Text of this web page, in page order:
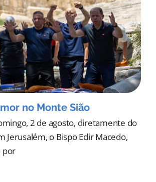
no Monte Sião
2 de agosto, diretamente do
Jerusalém, o Bispo Edir Macedo,
por